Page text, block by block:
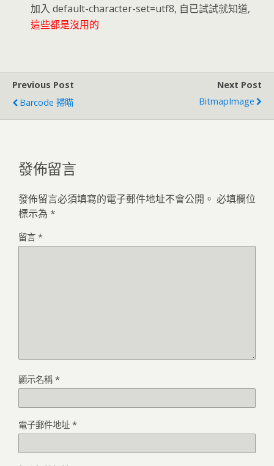
加入 default-character-set=utf8, 自已試試就知道,
這些都是沒用的
Previous Post
Barcode 掃瞄
Next Post
BitmapImage
發佈留言
發佈留言必須填寫的電子郵件地址不會公開。 必填欄位
標示為 *
留言 *
顯示名稱 *
電子郵件地址 *